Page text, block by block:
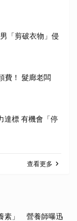
「剪破衣物」侵
費！ 髮廊老闆
達標 有機會「停
查看更多
素」 營養師曝迅